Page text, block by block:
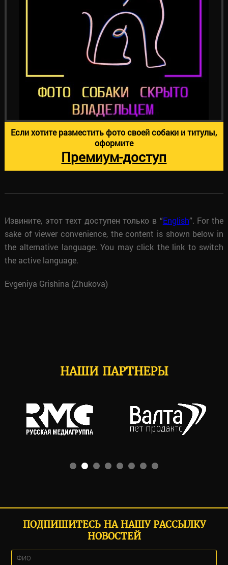
Если хотите разместить фото своей собаки и титулы,
оформите
Премиум-доступ
Извините, этот техт доступен только в “English”. For the
sake of viewer convenience, the content is shown below in
the alternative language. You may click the link to switch
the active language.
Evgeniya Grishina (Zhukova)
НАШИ ПАРТНЕРЫ
ПОДПИШИТЕСЬ НА НАШУ РАССЫЛКУ
НОВОСТЕЙ